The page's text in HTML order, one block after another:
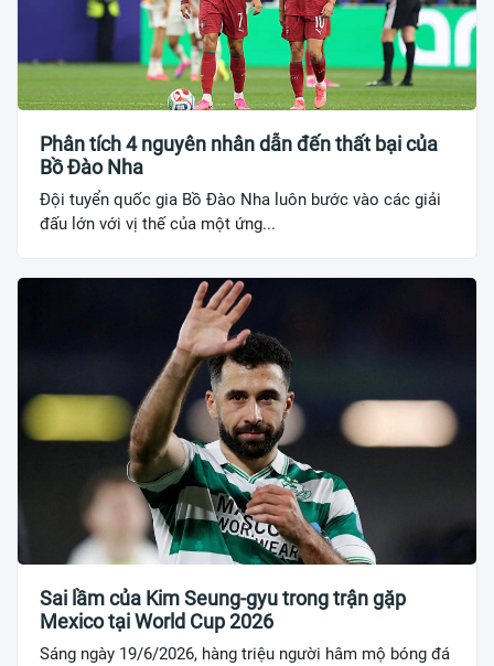
Phân tích 4 nguyên nhân dẫn đến thất bại của
Bồ Đào Nha
Đội tuyển quốc gia Bồ Đào Nha luôn bước vào các giải
đấu lớn với vị thế của một ứng...
Sai lầm của Kim Seung-gyu trong trận gặp
Mexico tại World Cup 2026
Sáng ngày 19/6/2026, hàng triệu người hâm mộ bóng đá